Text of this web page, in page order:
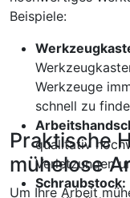
Beispiele:
Werkzeuge
schnell zu
qualitativ
Verletzungen
Schraubstock:
Praktische
mühelose
Um Ihre Arbeit